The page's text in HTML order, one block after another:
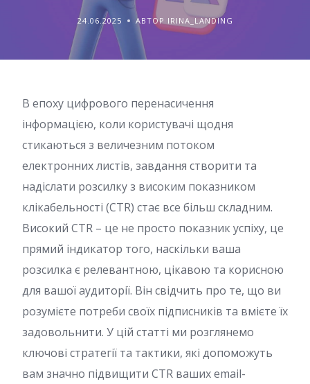
24.06.2025 АВТОР IRINA_LANDING
В епоху цифрового перенасичення
інформацією, коли користувачі щодня
стикаються з величезним потоком
електронних листів, завдання створити та
надіслати розсилку з високим показником
клікабельності (CTR) стає все більш складним.
Високий CTR – це не просто показник успіху, це
прямий індикатор того, наскільки ваша
розсилка є релевантною, цікавою та корисною
для вашої аудиторії. Він свідчить про те, що ви
розумієте потреби своїх підписників та вмієте їх
задовольнити. У цій статті ми розглянемо
ключові стратегії та тактики, які допоможуть
вам значно підвищити CTR ваших email-